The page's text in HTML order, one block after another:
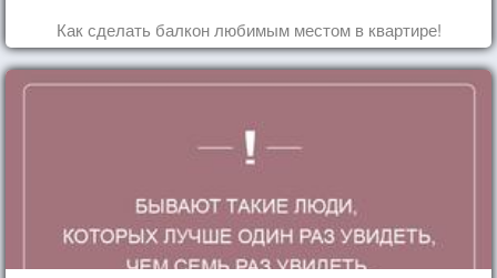
Как сделать балкон любимым местом в квартире!